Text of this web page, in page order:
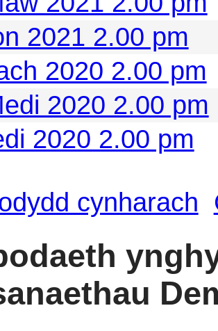
2021 2.00 pm
2020 2.00 pm
2020 2.00 pm
2020 2.00 pm
cynharach